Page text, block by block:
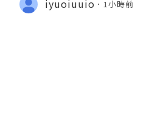
iyuoiuuio 1小時前